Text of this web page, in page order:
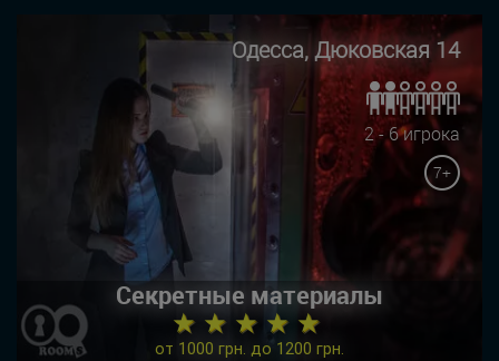
Одесса, Дюковская 14
2 - 6 игрока
7+
Секретные материалы
★ ★ ★ ★ ★
от 1000 грн. до 1200 грн.